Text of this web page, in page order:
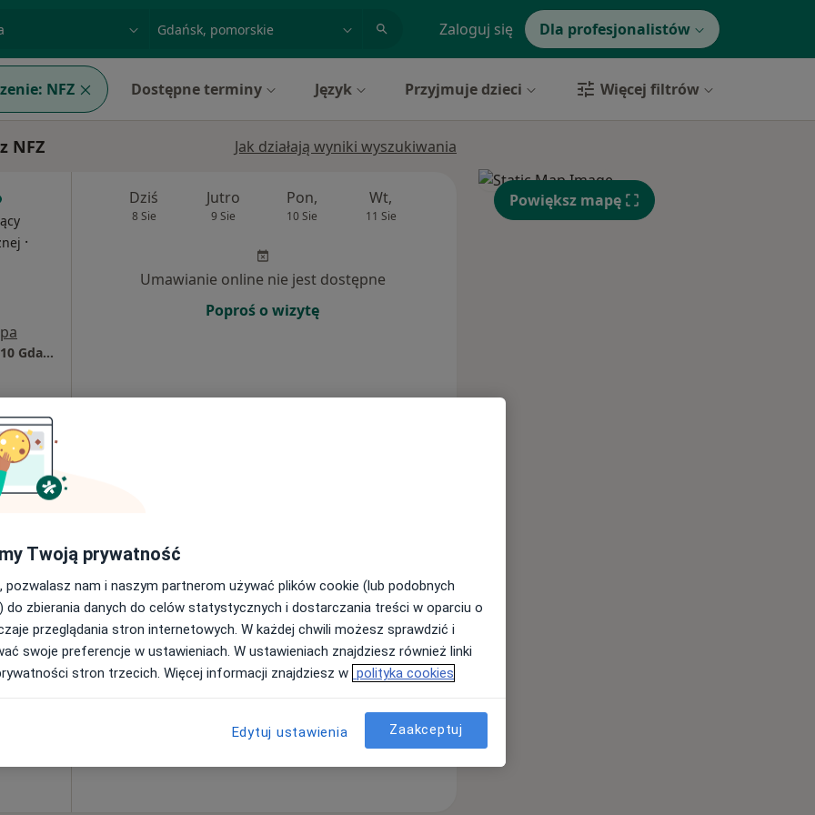
badanie lub nazwiskomiasto lub dzielnica Zaloguj się Dla profesjonalistów
NFZ Dostępne terminy Język Przyjmuje dzieci Więcej filtrów
NFZ Jak działają wyniki wyszukiwania
·
Medunit ul. Marii Skłodowskiej-Curie 5, 80-210 Gdańsk
Dziś
8 Sie
Jutro
9 Sie
Pon,
10 Sie
Wt,
11 Sie
Czw, Pt,
Umawianie online nie jest dostępne
Poproś o wizytę
Umawianie online nie jest dostępne
Pokaż profil
Powiększ mapę
Twoją prywatność
pozwalasz nam i naszym partnerom używać plików cookie (lub podobnych
do zbierania danych do celów statystycznych i dostarczania treści w oparciu o
przeglądania stron internetowych. W każdej chwili możesz sprawdzić i
swoje preferencje w ustawieniach. W ustawieniach znajdziesz również linki
stron trzecich. Więcej informacji znajdziesz w polityka cookies
Edytuj ustawienia Zaakceptuj